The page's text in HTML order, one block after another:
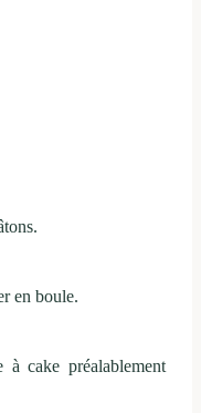
en boule.
cake préalablement